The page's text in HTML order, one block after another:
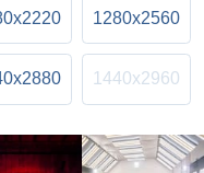
1280x2560
1440x2960